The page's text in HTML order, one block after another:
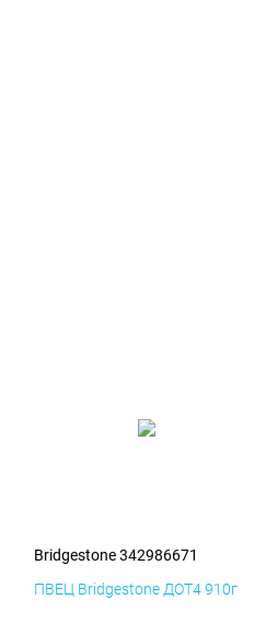
Bridgestone 342986671
ПВЕЦ Bridgestone ДОТ4 910г